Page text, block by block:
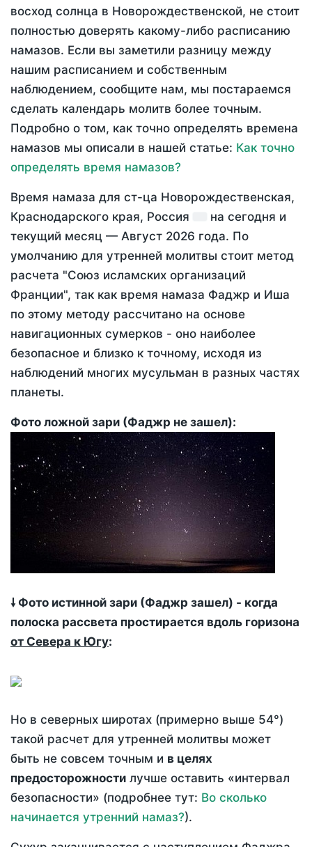
восход солнца в Новорождественской, не стоит
полностью доверять какому-либо расписанию
намазов. Если вы заметили разницу между
нашим расписанием и собственным
наблюдением, сообщите нам, мы постараемся
сделать календарь молитв более точным.
Подробно о том, как точно определять времена
намазов мы описали в нашей статье: Как точно
определять время намазов?
Время намаза для ст-ца Новорождественская,
Краснодарского края, Россия
на сегодня и
текущий месяц — Август 2026 года. По
умолчанию для утренней молитвы стоит метод
расчета "Союз исламских организаций
Франции", так как время намаза Фаджр и Иша
по этому методу рассчитано на основе
навигационных сумерков - оно наиболее
безопасное и близко к точному, исходя из
наблюдений многих мусульман в разных частях
планеты.
Фото ложной зари (Фаджр не зашел):
🠗 Фото истинной зари (Фаджр зашел) - когда
полоска рассвета простирается вдоль горизона
от Севера к Югу:
Но в северных широтах (примерно выше 54°)
такой расчет для утренней молитвы может
быть не совсем точным и в целях
предосторожности лучше оставить «интервал
безопасности» (подробнее тут: Во сколько
начинается утренний намаз?).